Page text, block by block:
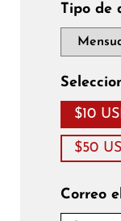
Tipo de
$10
$50
Correo